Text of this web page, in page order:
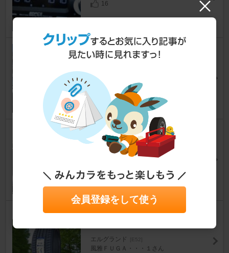
16
日産(純正) 電動ツインサンルー
エルグランド
TED_V36_370GTさん
BLUESEATEC エルグランドE
52車種専用2in1サンシェード
[E52]
6
TRIANGLE EffeX Sport TH202
エルグランド [E52]
風雅ＦＵＧＡ・・・１さん
会員登録をして使う